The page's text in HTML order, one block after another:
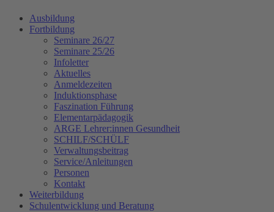
Ausbildung
Fortbildung
Seminare 26/27
Seminare 25/26
Infoletter
Aktuelles
Anmeldezeiten
Induktionsphase
Faszination Führung
Elementarpädagogik
ARGE Lehrer:innen Gesundheit
SCHILF/SCHÜLF
Verwaltungsbeitrag
Service/Anleitungen
Personen
Kontakt
Weiterbildung
Schulentwicklung und Beratung